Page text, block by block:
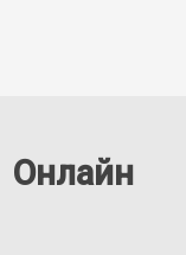
Онлайн